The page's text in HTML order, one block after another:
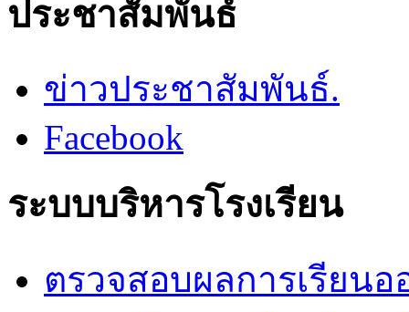
ประชาสัมพันธ์
ข่าวประชาสัมพันธ์.
Facebook
ระบบบริหารโรงเรียน
ตรวจสอบผลการเรียน